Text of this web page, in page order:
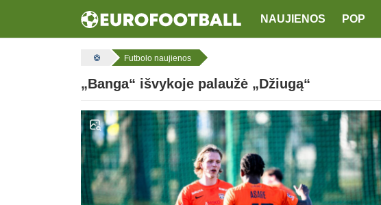
NAUJIENOS POP
Futbolo naujienos
„Banga“ išvykoje palaužė „Džiugą“